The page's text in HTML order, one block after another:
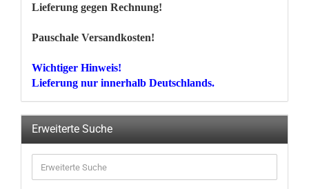
Lieferung gegen Rechnung!
Pauschale Versandkosten!
Wichtiger Hinweis!
Lieferung nur innerhalb Deutschlands.
Erweiterte Suche
Suche